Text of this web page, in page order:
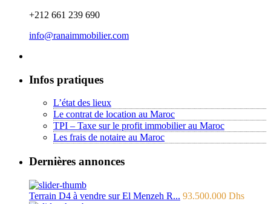
+212 661 239 690
info@ranaimmobilier.com
Infos pratiques
L’état des lieux
Le contrat de location au Maroc
TPI – Taxe sur le profit immobilier au Maroc
Les frais de notaire au Maroc
Dernières annonces
Terrain D4 à vendre sur El Menzeh R... 93.500.000 Dhs